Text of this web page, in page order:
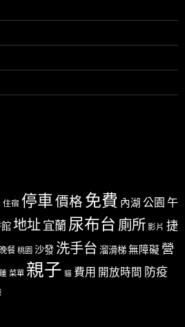
住宿 停車價格 免費 內湖 公園 午
地址宜蘭尿布台 廁所 影片 捷
晚餐 桃園 沙發 洗手台 溜滑梯無障礙 營
菜單 親子 貓 費用 開放時間 防疫